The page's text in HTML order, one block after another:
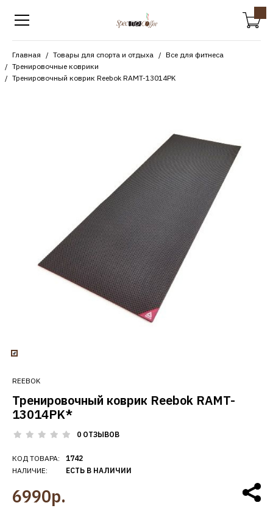
Главная Товары для спорта и отдыха
Все для фитнеса
Тренировочные коврики
Тренировочный коврик Reebok RAMT-13014PK
REEBOK
Тренировочный коврик Reebok RAMT-
13014PK*
0 ОТЗЫВОВ
КОД ТОВАРА:
НАЛИЧИЕ:
1742
ЕСТЬ В НАЛИЧИИ
6990р.